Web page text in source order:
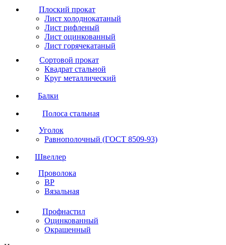
Плоский прокат
Лист холоднокатаный
Лист рифленый
Лист оцинкованный
Лист горячекатаный
Сортовой прокат
Квадрат стальной
Круг металлический
Балки
Полоса стальная
Уголок
Равнополочный (ГОСТ 8509-93)
Швеллер
Проволока
ВР
Вязальная
Профнастил
Оцинкованный
Окрашенный